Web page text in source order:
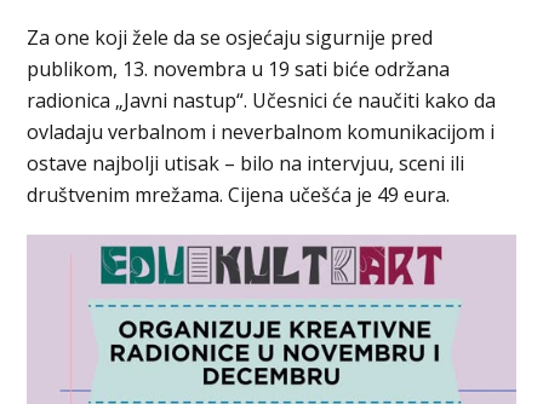
Za one koji žele da se osjećaju sigurnije pred
publikom, 13. novembra u 19 sati biće održana
radionica „Javni nastup“. Učesnici će naučiti kako da
ovladaju verbalnom i neverbalnom komunikacijom i
ostave najbolji utisak – bilo na intervjuu, sceni ili
društvenim mrežama. Cijena učešća je 49 eura.